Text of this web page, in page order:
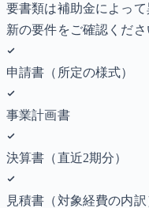
要書類は補助金によっ
新の要件をご確認くださ
申請書（所定の様式）
事業計画書
決算書（直近2期分）
見積書（対象経費の内訳